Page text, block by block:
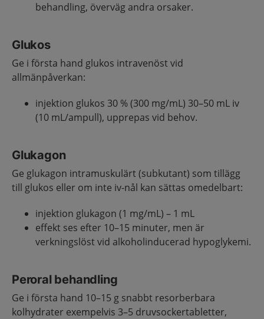
behandling, överväg andra orsaker.
Glukos
Ge i första hand glukos intravenöst vid
allmänpåverkan:
injektion glukos 30 % (300 mg/mL) 30–50 mL iv
(10 mL/ampull), upprepas vid behov.
Glukagon
Ge glukagon intramuskulärt (subkutant) som tillägg
till glukos eller om inte iv-nål kan sättas omedelbart:
injektion glukagon (1 mg/mL) – 1 mL
effekt ses efter 10–15 minuter, men är
verkningslöst vid alkoholinducerad hypoglykemi.
Peroral behandling
Ge i första hand 10–15 g snabbt resorberbara
kolhydrater exempelvis 3–5 druvsockertabletter,